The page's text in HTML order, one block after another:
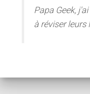
Papa Geek,
à réviser leurs